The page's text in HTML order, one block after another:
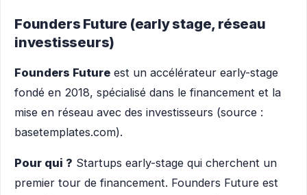
Founders Future (early stage, réseau
investisseurs)
Founders Future est un accélérateur early-stage
fondé en 2018, spécialisé dans le financement et la
mise en réseau avec des investisseurs (source :
basetemplates.com).
Pour qui ? Startups early-stage qui cherchent un
premier tour de financement. Founders Future est